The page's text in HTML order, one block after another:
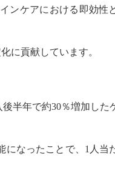
ンケアにおける即効性
に貢献しています。
半年で約30％増加した
なったことで、1人当